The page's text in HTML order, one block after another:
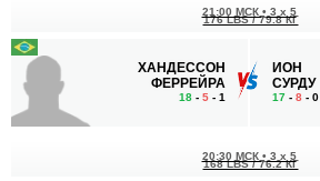
ХАНДЕССОН
ФЕРРЕЙРА
18 - 5 - 1
21:00 МСК • 3 x 5
176 LBS / 79.8 КГ
ИОН
СУРДУ
17 - 8 - 0
20:30 МСК • 3 x 5
168 LBS / 76.2 КГ